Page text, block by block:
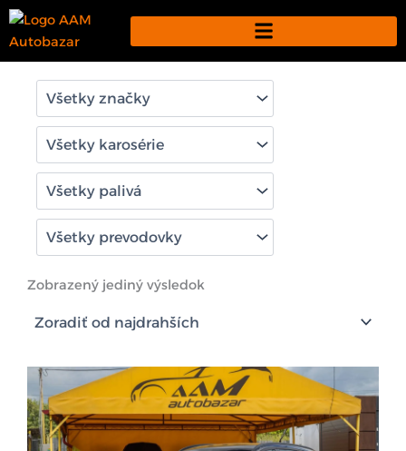
Preskočiť
Zobrazený jediný výsledok